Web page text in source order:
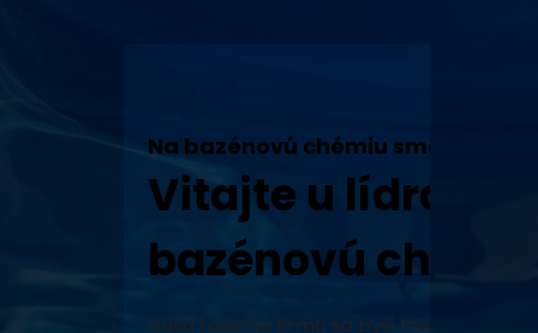
Na bazénovú chémiu sme tu my!
Vitajte u lídra v
bazénovú chémiu!
Naša rodinná firma sa pýši tradíciou,